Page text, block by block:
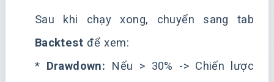
Sau khi chạy xong, chuyển sang tab
Backtest để xem:
* Drawdown: Nếu > 30% -> Chiến lược